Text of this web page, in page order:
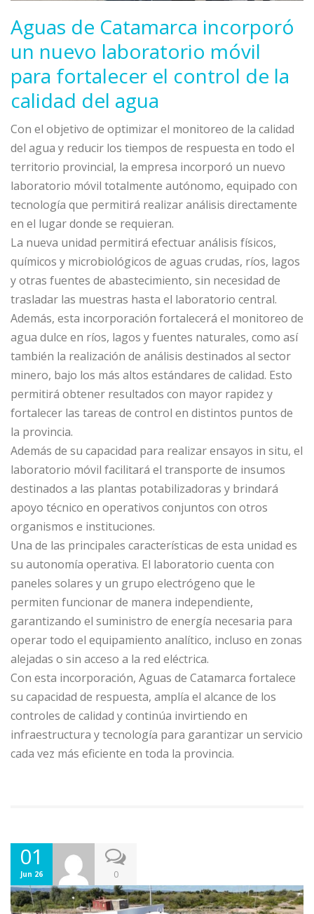
Aguas de Catamarca incorporó
un nuevo laboratorio móvil
para fortalecer el control de la
calidad del agua
Con el objetivo de optimizar el monitoreo de la calidad
del agua y reducir los tiempos de respuesta en todo el
territorio provincial, la empresa incorporó un nuevo
laboratorio móvil totalmente autónomo, equipado con
tecnología que permitirá realizar análisis directamente
en el lugar donde se requieran.
La nueva unidad permitirá efectuar análisis físicos,
químicos y microbiológicos de aguas crudas, ríos, lagos
y otras fuentes de abastecimiento, sin necesidad de
trasladar las muestras hasta el laboratorio central.
Además, esta incorporación fortalecerá el monitoreo de
agua dulce en ríos, lagos y fuentes naturales, como así
también la realización de análisis destinados al sector
minero, bajo los más altos estándares de calidad. Esto
permitirá obtener resultados con mayor rapidez y
fortalecer las tareas de control en distintos puntos de
la provincia.
Además de su capacidad para realizar ensayos in situ, el
laboratorio móvil facilitará el transporte de insumos
destinados a las plantas potabilizadoras y brindará
apoyo técnico en operativos conjuntos con otros
organismos e instituciones.
Una de las principales características de esta unidad es
su autonomía operativa. El laboratorio cuenta con
paneles solares y un grupo electrógeno que le
permiten funcionar de manera independiente,
garantizando el suministro de energía necesaria para
operar todo el equipamiento analítico, incluso en zonas
alejadas o sin acceso a la red eléctrica.
Con esta incorporación, Aguas de Catamarca fortalece
su capacidad de respuesta, amplía el alcance de los
controles de calidad y continúa invirtiendo en
infraestructura y tecnología para garantizar un servicio
cada vez más eficiente en toda la provincia.
01
Jun 26 0